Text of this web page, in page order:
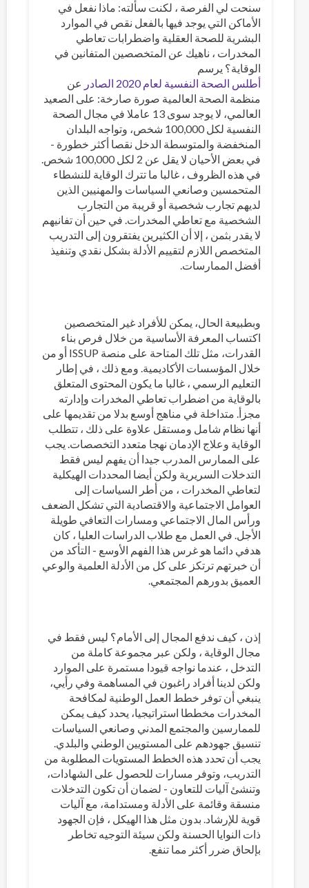
سنحت لي الفرصة ، لكنت سألته: ماذا نفعل في
الأماكن التي يوجد فيها بالفعل نقص في الموارد
البشرية للصحة العقلية واضطرابات تعاطي
المخدرات ، ناهيك عن المتخصصين المتفانين في
الوقاية؟ يرسم
أطلس الصحة النفسية لعام 2020 الصادر
عن
منظمة الصحة العالمية صورة صارخة: على الصعيد
العالمي، لا يوجد سوى 13 عاملا في مجال الصحة
النفسية لكل 100,000 شخص، وتواجه البلدان
المنخفضة والمتوسطة الدخل نقصا أكثر خطورة -
في بعض الأحيان لا يقل عن 2 لكل 100,000 شخص.
في هذه الظروف ، غالبا ما تترك الوقاية للنشطاء
المتحمسين وصانعي السياسات والمهنيين الذين
لديهم تجارب شخصية أو قريبة من التجارب
الشخصية مع تعاطي المخدرات. في حين أن تفانيهم
لا يقدر بثمن ، إلا أن الكثيرين يفتقرون إلى التدريب
المتخصص اللازم لتقييم الأدلة بشكل نقدي وتنفيذ
أفضل الممارسات.
وبطبيعة الحال، يمكن للأفراد غير المتخصصين
اكتساب المعرفة الأساسية من خلال فرص بناء
القدرات، مثل تلك المتاحة على منصة ISSUP أو من
خلال المؤسسات الأكاديمية. ومع ذلك ، في إطار
التعليم الرسمي ، غالبا ما يكون المحتوى المتعلق
بالوقاية من اضطراب تعاطي المخدرات وإدارته
مجزأ. متداخلة في مناهج أوسع بدلا من تقديمها على
أنها نظام شامل ومستقل علاوة على ذلك ، تتطلب
الوقاية وعلاج الإدمان نهجا متعدد التخصصات. يجب
على الممارس المدرب جيدا أن يفهم ليس فقط
التدخلات السريرية ولكن أيضا المحددات الهيكلية
لتعاطي المخدرات ، من أطر السياسات إلى
العوامل الاجتماعية والاقتصادية التي تشكل الضعف
ورأس المال الاجتماعي ومسارات التعافي طويلة
الأجل. في العمل مع طلاب الدراسات العليا ، كان
هدفي دائما هو غرس هذا الفهم الأوسع - التأكد من
أن خبرتهم ترتكز على كل من الأدلة العلمية والوعي
العميق بدورهم المجتمعي.
إذن ، كيف ندفع المجال إلى الأمام؟ ليس فقط في
مجال الوقاية ، ولكن عبر مجموعة كاملة من
التدخل ، عندما نواجه قيودا مستمرة على الموارد
ولكن لدينا أفراد راغبون في المساهمة وفي رأيي،
ينبغي أن توفر خطط العمل الوطنية لمكافحة
المخدرات مخططا استراتيجيا، يحدد كيف يمكن
للممارسين والمجتمع المدني وصانعي السياسات
تنسيق جهودهم على المستويين الوطني والبلدي.
يجب أن تحدد هذه الخطط المستويات المطلوبة من
التدريب، وتوفر مسارات للحصول على الشهادات،
وتنشئ آليات للتعاون - لضمان أن تكون التدخلات
منسقة وقائمة على الأدلة ومستدامة، مع آليات
قوية للإرشاد. بدون مثل هذا الهيكل ، فإن الجهود
ذات النوايا الحسنة ولكن سيئة التوجيه تخاطر
بإلحاق ضرر أكثر مما تنفع.